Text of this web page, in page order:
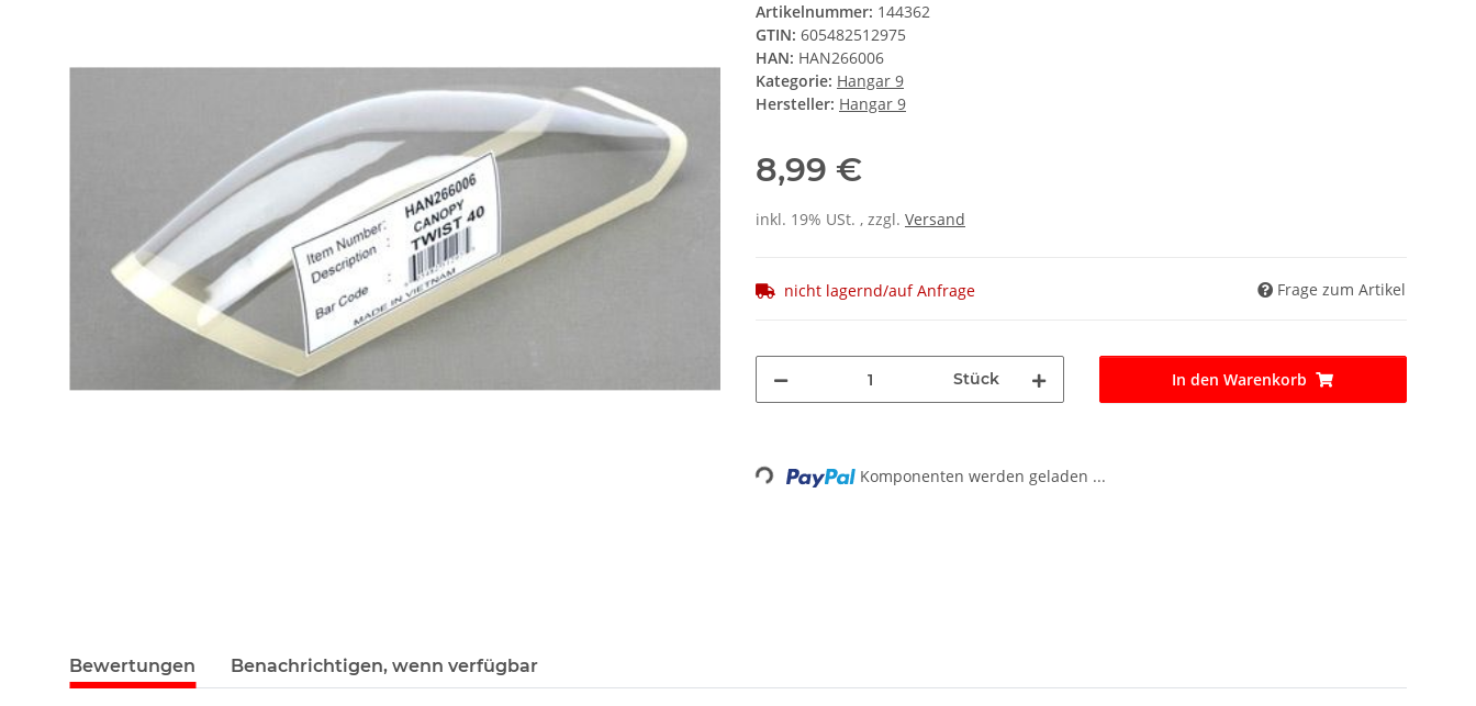
Artikelnummer: 144362
GTIN: 605482512975
HAN: HAN266006
Kategorie: Hangar 9
Hersteller: Hangar 9
8,99 €
inkl. 19% USt. , zzgl. Versand
nicht lagernd/auf Anfrage Frage zum Artikel
Stück In den Warenkorb
Loading... Komponenten werden geladen ...
Bewertungen Benachrichtigen, wenn verfügbar